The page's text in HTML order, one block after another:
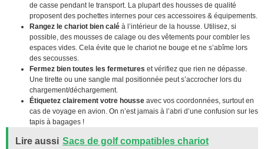
de casse pendant le transport. La plupart des housses de qualité
proposent des pochettes internes pour ces accessoires & équipements.
Rangez le chariot bien calé à l’intérieur de la housse. Utilisez, si
possible, des mousses de calage ou des vêtements pour combler les
espaces vides. Cela évite que le chariot ne bouge et ne s’abîme lors
des secousses.
Fermez bien toutes les fermetures et vérifiez que rien ne dépasse.
Une tirette ou une sangle mal positionnée peut s’accrocher lors du
chargement/déchargement.
Étiquetez clairement votre housse avec vos coordonnées, surtout en
cas de voyage en avion. On n’est jamais à l’abri d’une confusion sur les
tapis à bagages !
Lire aussi Sacs de golf compatibles chariot